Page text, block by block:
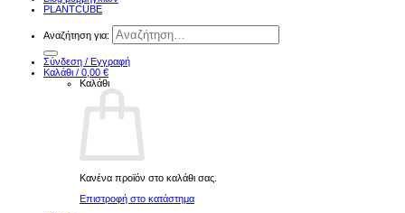
PLANTCUBE
Αναζήτηση για:
Σύνδεση / Εγγραφή
Καλάθι / 0,00 €
Καλάθι
Κανένα προϊόν στο καλάθι σας.
Επιστροφή στο κατάστημα